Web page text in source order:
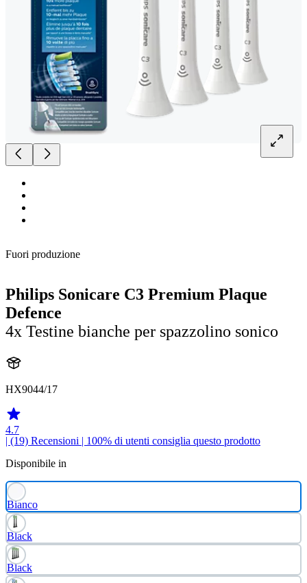
Fuori produzione
Philips Sonicare C3 Premium Plaque
Defence
4x Testine bianche per spazzolino sonico
HX9044/17
4.7
| (19) Recensioni | 100% di utenti consiglia questo prodotto
Disponibile in
Bianco
Black
Black